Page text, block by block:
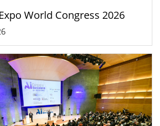
World Congress 2026